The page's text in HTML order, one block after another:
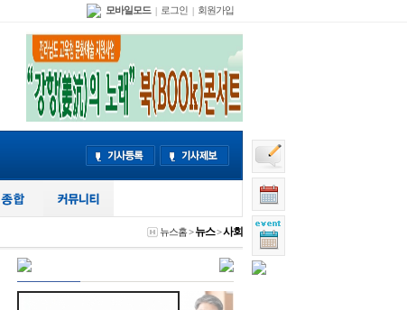
모바일모드 로그인 회원가입
뉴스홈>뉴스>사회